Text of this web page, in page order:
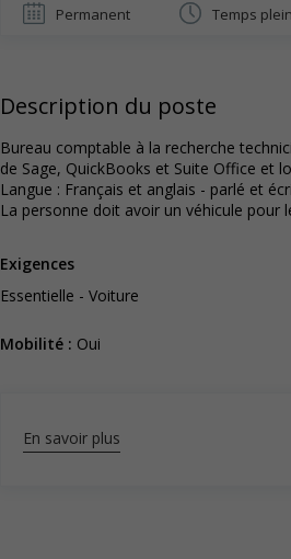
Permanent Temps plein
Description du poste
Bureau comptable à la recherche
de Sage, QuickBooks et Suite Office et
Langue : Français et anglais - parlé et
La personne doit avoir un véhicule pour
Exigences
Essentielle - Voiture
Mobilité : Oui
En savoir plus